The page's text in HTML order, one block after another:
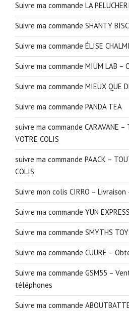
Suivre ma commande LA
Suivre ma commande SHANTY
Suivre ma commande ÉLISE
Suivre ma commande MIUM LAB
Suivre ma commande MIEUX QUE
Suivre ma commande PANDA TEA
suivre ma commande CARAVANE –
VOTRE COLIS
suivre ma commande PAACK –
COLIS
Suivre mon colis CIRRO –
Suivre ma commande YUN EXPRESS
Suivre ma commande SMYTHS
Suivre ma commande CUURE –
Suivre ma commande GSM55 –
téléphones
Suivre ma commande